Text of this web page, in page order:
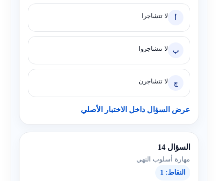
أ لا تتشاجرا
ب لا تتشاجروا
ج لا تتشاجرن
عرض السؤال داخل الاختبار الأصلي
السؤال 14
مهارة أسلوب النهي
النقاط: 1